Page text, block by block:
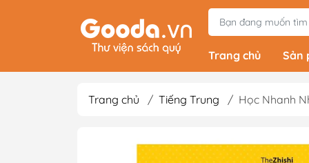
Trang chủ
Sản
Light Novels - Tản
Trang chủ / Tiếng Trung / Học Nhanh